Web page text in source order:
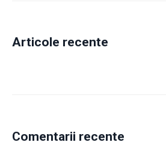
Articole recente
Comentarii recente